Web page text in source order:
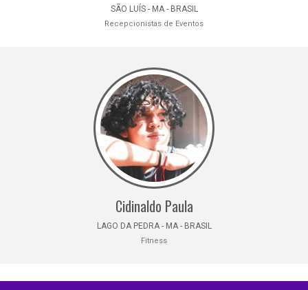
SÃO LUÍS - MA - BRASIL
Recepcionistas de Eventos
Cidinaldo Paula
LAGO DA PEDRA - MA - BRASIL
Fitness